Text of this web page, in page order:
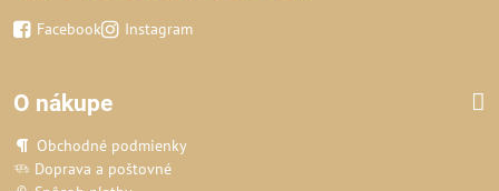
Facebook Instagram
O nákupe
Obchodné podmienky
Doprava a poštovné